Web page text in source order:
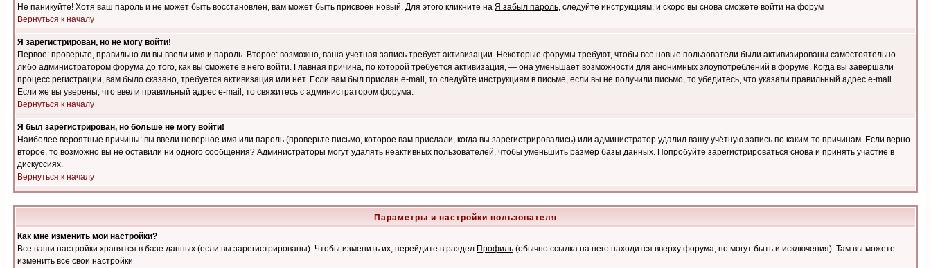
Не паникуйте! Хотя ваш пароль и не может быть восстановлен, вам может быть присвоен новый. Для этого кликните на Я забыл пароль, следуйте инструкциям, и скоро вы снова сможете войти на форум
Вернуться к началу
Я зарегистрирован, но не могу войти!
Первое: проверьте, правильно ли вы ввели имя и пароль. Второе: возможно, ваша учетная запись требует активизации. Некоторые форумы требуют, чтобы все новые пользователи были активизированы самостоятельно
либо администратором форума до того, как вы сможете в него войти. Главная причина, по которой требуется активизация, — она уменьшает возможности для анонимных злоупотреблений в форуме. Когда вы завершали
процесс регистрации, вам было сказано, требуется активизация или нет. Если вам был прислан e-mail, то следуйте инструкциям в письме, если вы не получили письмо, то убедитесь, что указали правильный адрес e-mail.
Если же вы уверены, что ввели правильный адрес e-mail, то свяжитесь с администратором форума.
Вернуться к началу
Я был зарегистрирован, но больше не могу войти!
Наиболее вероятные причины: вы ввели неверное имя или пароль (проверьте письмо, которое вам прислали, когда вы зарегистрировались) или администратор удалил вашу учётную запись по каким-то причинам. Если верно
второе, то возможно вы не оставили ни одного сообщения? Администраторы могут удалять неактивных пользователей, чтобы уменьшить размер базы данных. Попробуйте зарегистрироваться снова и принять участие в
дискуссиях.
Вернуться к началу
Параметры и настройки пользователя
Как мне изменить мои настройки?
Все ваши настройки хранятся в базе данных (если вы зарегистрированы). Чтобы изменить их, перейдите в раздел Профиль (обычно ссылка на него находится вверху форума, но могут быть и исключения). Там вы можете
изменить все свои настройки